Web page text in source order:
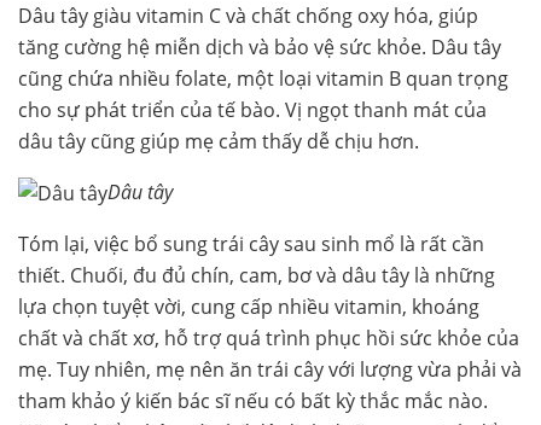
Dâu tây giàu vitamin C và chất chống oxy hóa, giúp
tăng cường hệ miễn dịch và bảo vệ sức khỏe. Dâu tây
cũng chứa nhiều folate, một loại vitamin B quan trọng
cho sự phát triển của tế bào. Vị ngọt thanh mát của
dâu tây cũng giúp mẹ cảm thấy dễ chịu hơn.
Dâu tây
Tóm lại, việc bổ sung trái cây sau sinh mổ là rất cần
thiết. Chuối, đu đủ chín, cam, bơ và dâu tây là những
lựa chọn tuyệt vời, cung cấp nhiều vitamin, khoáng
chất và chất xơ, hỗ trợ quá trình phục hồi sức khỏe của
mẹ. Tuy nhiên, mẹ nên ăn trái cây với lượng vừa phải và
tham khảo ý kiến bác sĩ nếu có bất kỳ thắc mắc nào.